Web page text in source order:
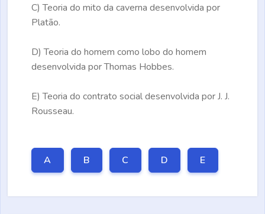
C) Teoria do mito da caverna desenvolvida por
Platão.
D) Teoria do homem como lobo do homem
desenvolvida por Thomas Hobbes.
E) Teoria do contrato social desenvolvida por J. J.
Rousseau.
A B C D E